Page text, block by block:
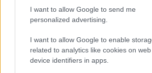
I want to allow Google to send me
personalized advertising.
I want to allow Google to enable
related to analytics like cookies on
device identifiers in apps.
Τραγωδία στα Μάλια: «Ο
– Τι λένε μάρτυρες για τη
που πνίγηκε προσπαθώντας να